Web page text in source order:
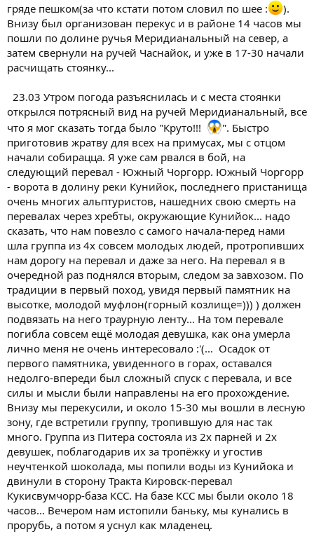
гряде пешком(за что кстати потом словил по шее :
).
Внизу был организован перекус и в районе 14 часов мы
пошли по долине ручья Меридианальный на север, а
затем свернули на ручей Часнайок, и уже в 17-30 начали
расчищать стоянку...
23.03 Утром погода разъяснилась и с места стоянки
открылся потрясный вид на ручей Меридианальный, все
что я мог сказать тогда было "Круто!!!
". Быстро
приготовив жратву для всех на примусах, мы с отцом
начали собирацца. Я уже сам рвался в бой, на
следующий перевал - Южный Чоргорр. Южный Чоргорр
- ворота в долину реки Кунийок, последнего пристанища
очень многих альптуристов, нашедних свою смерть на
перевалах через хребты, окружающие Кунийок... надо
сказать, что нам повезло с самого начала-перед нами
шла группа из 4х совсем молодых людей, протропивших
нам дорогу на перевал и даже за него. На перевал я в
очередной раз поднялся вторым, следом за завхозом. По
традиции в первый поход, увидя первый памятник на
высотке, молодой муфлон(горный козлище=))) ) должен
подвязать на него траурную ленту... На том перевале
погибла совсем ещё молодая девушка, как она умерла
лично меня не очень интересовало :'(... Осадок от
первого памятника, увиденного в горах, оставался
недолго-впереди был сложный спуск с перевала, и все
силы и мысли были направлены на его прохождение.
Внизу мы перекусили, и около 15-30 мы вошли в лесную
зону, где встретили группу, тропившую для нас так
много. Группа из Питера состояла из 2х парней и 2х
девушек, поблагодарив их за тропёжку и угостив
неучтенкой шоколада, мы попили воды из Кунийока и
двинули в сторону Тракта Кировск-перевал
Кукисвумчорр-база КСС. На базе КСС мы были около 18
часов... Вечером нам истопили баньку, мы кунались в
прорубь, а потом я уснул как младенец.